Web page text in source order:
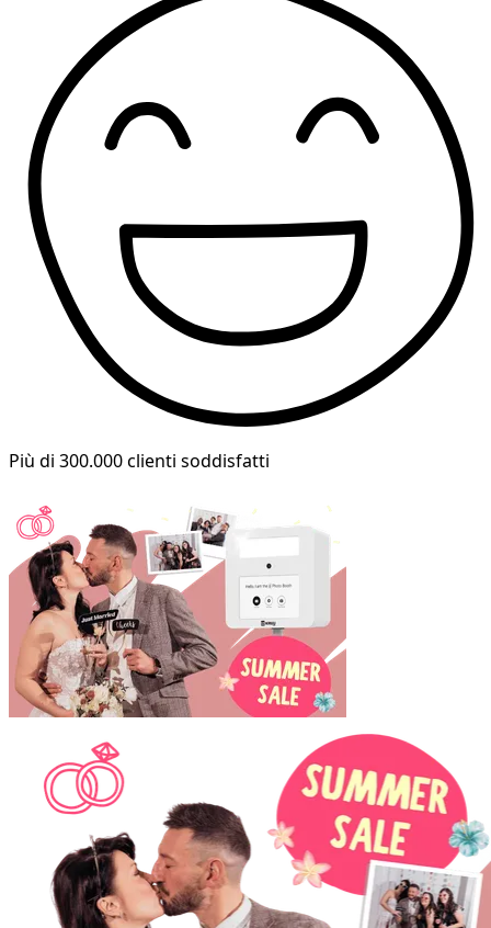
Più di 300.000 clienti soddisfatti